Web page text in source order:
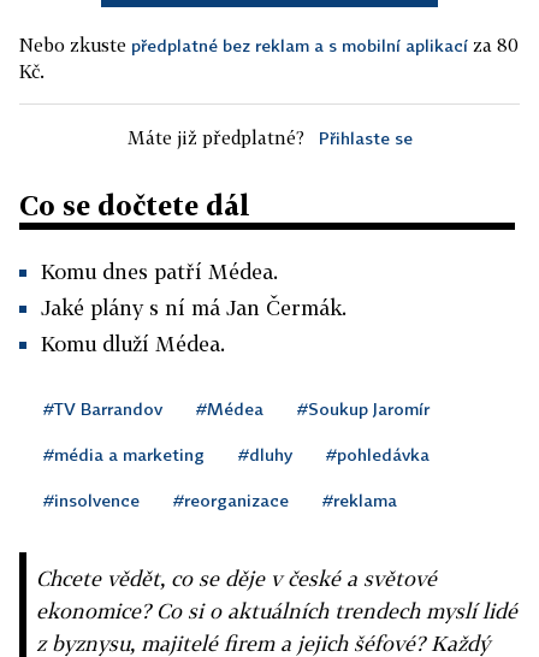
Nebo zkuste předplatné bez reklam a s mobilní aplikací za 80
Kč.
Máte již předplatné? Přihlaste se
Co se dočtete dál
Komu dnes patří Médea.
Jaké plány s ní má Jan Čermák.
Komu dluží Médea.
#TV Barrandov #Médea #Soukup Jaromír
#média a marketing #dluhy #pohledávka
#insolvence #reorganizace #reklama
Chcete vědět, co se děje v české a světové
ekonomice? Co si o aktuálních trendech myslí lidé
z byznysu, majitelé firem a jejich šéfové? Každý